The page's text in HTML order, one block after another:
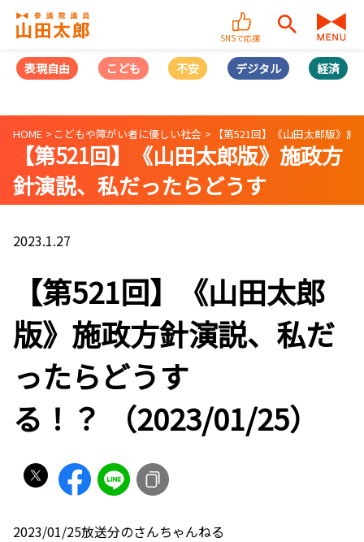
SNSで応援
表現自由 こども 不安 デジタル 経済
HOME こどもや障がい者に優しい社会 【第521回】《山田太郎版》
【第521回】《山田太郎版》施政方
針演説、私だったらどうす
る！？ （2023/01/25）
2023.1.27
【第521回】《山田太郎
版》施政方針演説、私だ
ったらどうす
る！？ （2023/01/25）
2023/01/25放送分のさんちゃんねる